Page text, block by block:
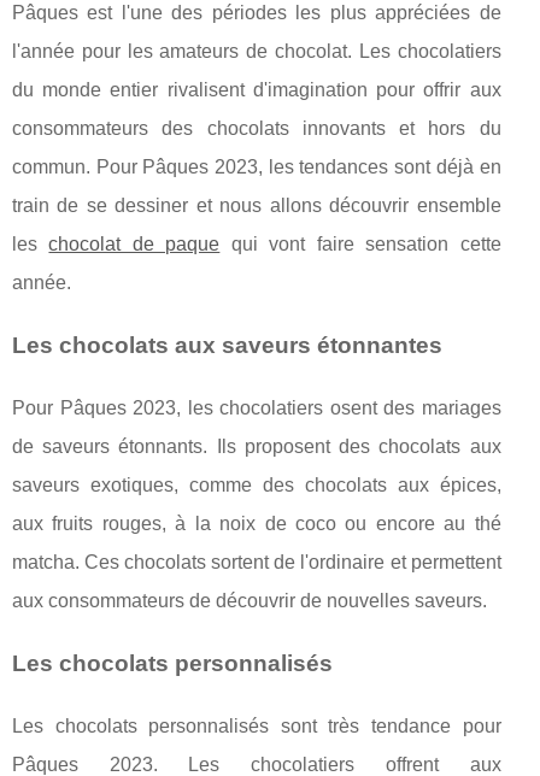
Pâques est l'une des périodes les plus appréciées de
l'année pour les amateurs de chocolat. Les chocolatiers
du monde entier rivalisent d'imagination pour offrir aux
consommateurs des chocolats innovants et hors du
commun. Pour Pâques 2023, les tendances sont déjà en
train de se dessiner et nous allons découvrir ensemble
leschocolat de paque qui vont faire sensation cette
année.
Les chocolats aux saveurs étonnantes
Pour Pâques 2023, les chocolatiers osent des mariages
de saveurs étonnants. Ils proposent des chocolats aux
saveurs exotiques, comme des chocolats aux épices,
aux fruits rouges, à la noix de coco ou encore au thé
matcha. Ces chocolats sortent de l'ordinaire et permettent
aux consommateurs de découvrir de nouvelles saveurs.
Les chocolats personnalisés
Les chocolats personnalisés sont très tendance pour
Pâques 2023. Les chocolatiers offrent aux